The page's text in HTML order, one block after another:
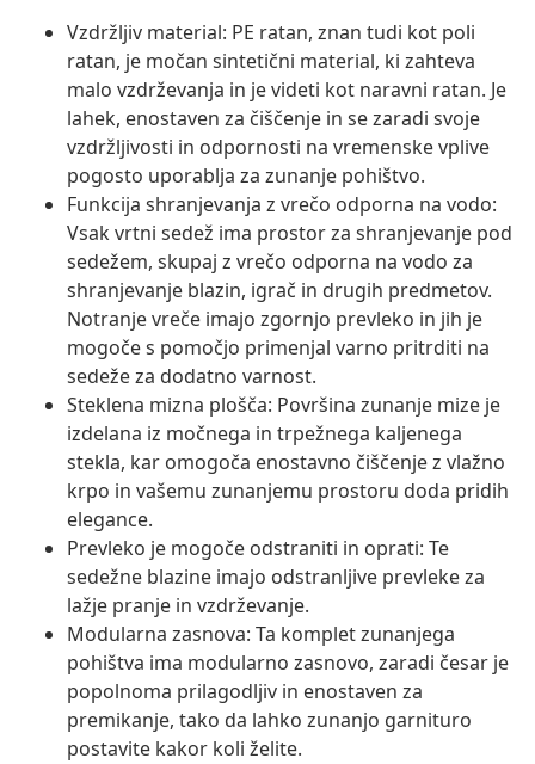
Vzdržljiv material: PE ratan, znan tudi kot poli
ratan, je močan sintetični material, ki zahteva
malo vzdrževanja in je videti kot naravni ratan. Je
lahek, enostaven za čiščenje in se zaradi svoje
vzdržljivosti in odpornosti na vremenske vplive
pogosto uporablja za zunanje pohištvo.
Funkcija shranjevanja z vrečo odporna na vodo:
Vsak vrtni sedež ima prostor za shranjevanje pod
sedežem, skupaj z vrečo odporna na vodo za
shranjevanje blazin, igrač in drugih predmetov.
Notranje vreče imajo zgornjo prevleko in jih je
mogoče s pomočjo primenjal varno pritrditi na
sedeže za dodatno varnost.
Steklena mizna plošča: Površina zunanje mize je
izdelana iz močnega in trpežnega kaljenega
stekla, kar omogoča enostavno čiščenje z vlažno
krpo in vašemu zunanjemu prostoru doda pridih
elegance.
Prevleko je mogoče odstraniti in oprati: Te
sedežne blazine imajo odstranljive prevleke za
lažje pranje in vzdrževanje.
Modularna zasnova: Ta komplet zunanjega
pohištva ima modularno zasnovo, zaradi česar je
popolnoma prilagodljiv in enostaven za
premikanje, tako da lahko zunanjo garnituro
postavite kakor koli želite.